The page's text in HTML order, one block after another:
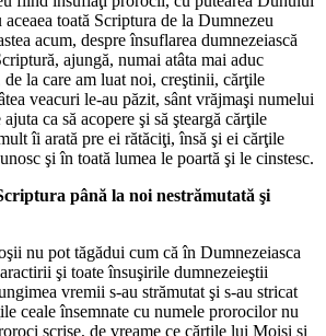
toată Scriptura de la Dumnezeu
acum, despre însuflarea dumnezeiască
ajungă, numai atâta mai aduc
la care am luat noi, creştinii, cărţile
veacuri le-au păzit, sânt vrăjmaşi numelui
ca să acopere şi să şteargă cărţile
îi arată pre ei rătăciţi, însă şi ei cărţile
şi în toată lumea le poartă şi le cinstesc.
până la noi nestrămutată şi
nu pot tăgădui cum că în Dumnezeiasca
şi toate însuşirile dumnezeieştii
vremii s-au strămutat şi s-au stricat
ceale însemnate cu numele prorocilor nu
scrise, de vreame ce cărţile lui Moisi şi